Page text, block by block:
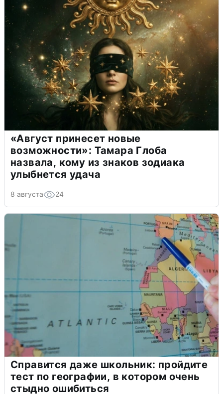
«Август принесет новые
возможности»: Тамара Глоба
назвала, кому из знаков зодиака
улыбнется удача
8 августа 24
Справится даже школьник: пройдите
тест по географии, в котором очень
стыдно ошибиться